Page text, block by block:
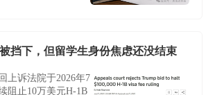
挡下，但留学生身份焦虑还没结束
上诉法院于2026年7
阻止10万美元H-1B